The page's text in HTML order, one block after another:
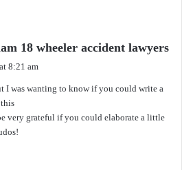
பார்த்துக் கொண்டேயிருந்தனர். மூன்றடுக்கு
மாறின. 864 குடியிருப்புகள் 1056
முழுமையாக கட்டி முடிக்கப்பட்டன.
ஒப்படைக்கவில்லை. அதிகாரிகளை
எழுப்ப, அவர்கள் அரசாங்கத்தை,
ஜனவரி 26 ஆம் தேதிக்குள் சம்பந்தப்பட்ட
18 wheeler accident lawyers
8:21 am
I was wanting to know if you could write a
very grateful if you could elaborate a little